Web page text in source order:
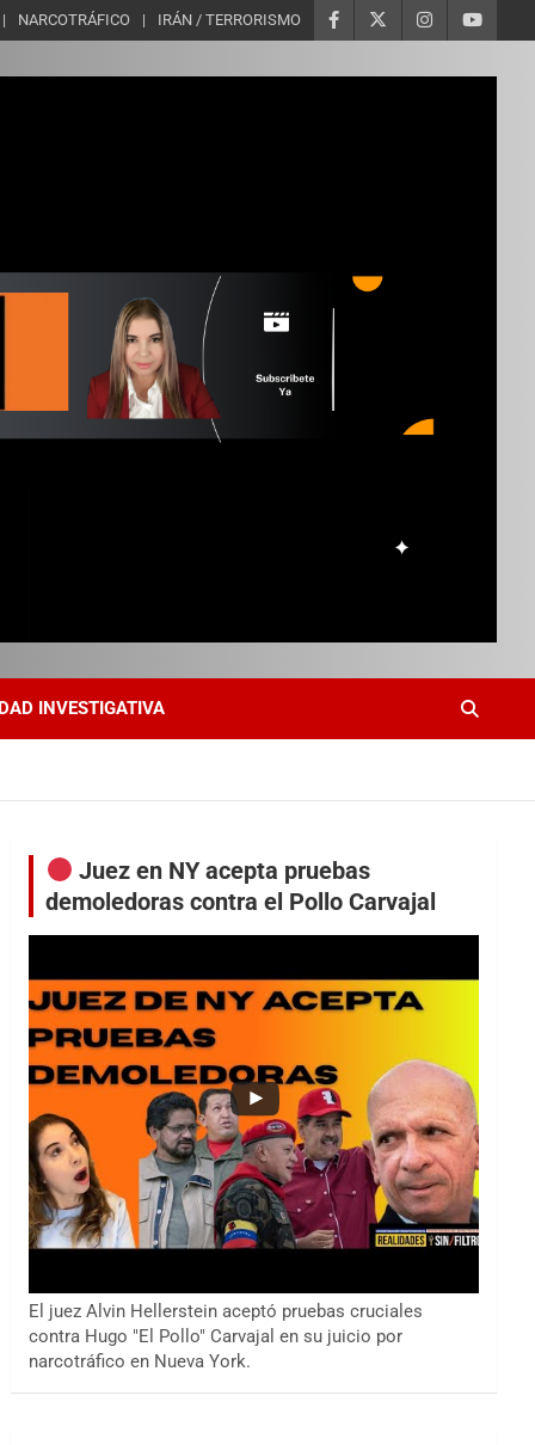
NARCOTRÁFICO IRÁN / TERRORISMO
INVESTIGATIVA
Juez en NY acepta pruebas
demoledoras contra el Pollo Carvajal
El juez Alvin Hellerstein aceptó pruebas cruciales
contra Hugo "El Pollo" Carvajal en su juicio por
narcotráfico en Nueva York.